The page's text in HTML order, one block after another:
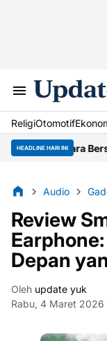
ReligiOtomotif
HEADLINE HARI INI
Tata Cara Bersuci &
Audio
Review
Depan
Oleh update yuk
Rabu, 4 Maret 2026